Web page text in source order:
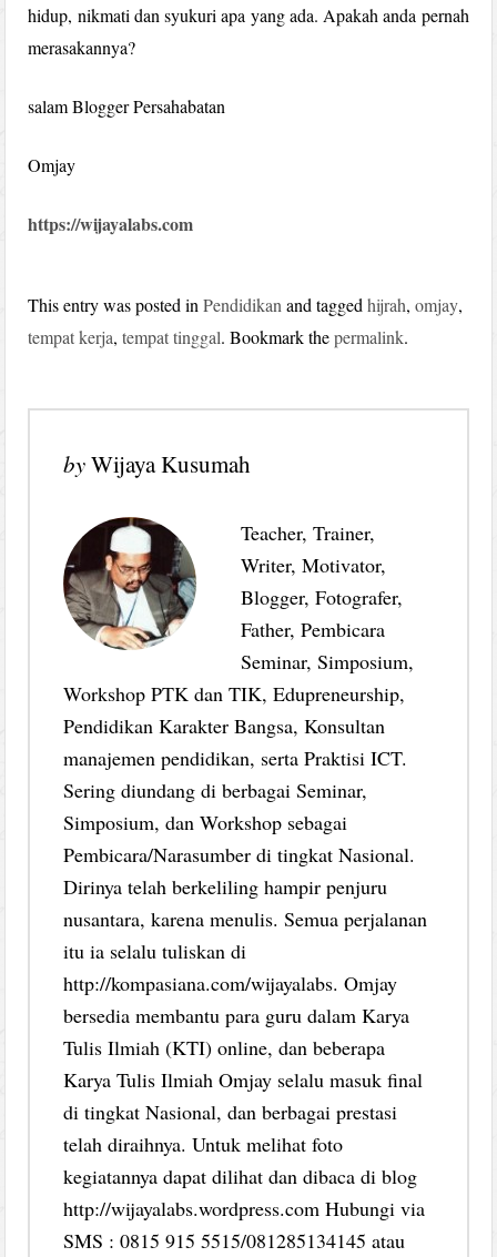
hidup, nikmati dan syukuri apa yang ada. Apakah anda pernah
merasakannya?
salam Blogger Persahabatan
Omjay
https://wijayalabs.com
This entry was posted inPendidikan and taggedhijrah,omjay,
tempat kerja,tempat tinggal. Bookmark thepermalink.
byWijaya Kusumah
Teacher, Trainer,
Writer, Motivator,
Blogger, Fotografer,
Father, Pembicara
Seminar, Simposium,
Workshop PTK dan TIK, Edupreneurship,
Pendidikan Karakter Bangsa, Konsultan
manajemen pendidikan, serta Praktisi ICT.
Sering diundang di berbagai Seminar,
Simposium, dan Workshop sebagai
Pembicara/Narasumber di tingkat Nasional.
Dirinya telah berkeliling hampir penjuru
nusantara, karena menulis. Semua perjalanan
itu ia selalu tuliskan di
http://kompasiana.com/wijayalabs. Omjay
bersedia membantu para guru dalam Karya
Tulis Ilmiah (KTI) online, dan beberapa
Karya Tulis Ilmiah Omjay selalu masuk final
di tingkat Nasional, dan berbagai prestasi
telah diraihnya. Untuk melihat foto
kegiatannya dapat dilihat dan dibaca di blog
http://wijayalabs.wordpress.com Hubungi via
SMS : 0815 915 5515/081285134145 atau